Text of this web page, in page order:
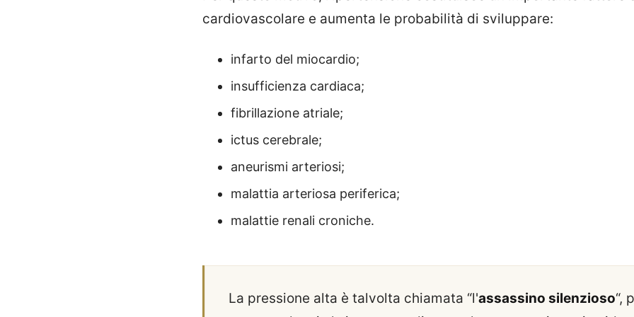
cardiovascolare e aumenta le probabilità di sviluppare:
infarto del miocardio;
insufficienza cardiaca;
fibrillazione atriale;
ictus cerebrale;
aneurismi arteriosi;
malattia arteriosa periferica;
malattie renali croniche.
La pressione alta è talvolta chiamata “l'assassino silenzioso“,